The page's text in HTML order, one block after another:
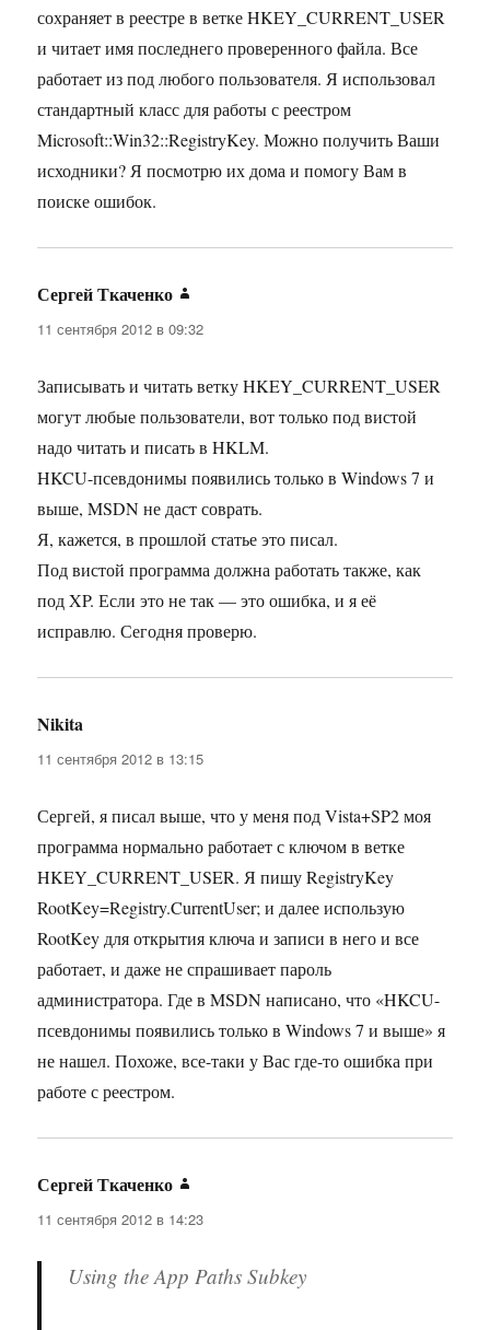
сохраняет в реестре в ветке HKEY_CURRENT_USER
и читает имя последнего проверенного файла. Все
работает из под любого пользователя. Я использовал
стандартный класс для работы с реестром
Microsoft::Win32::RegistryKey. Можно получить Ваши
исходники? Я посмотрю их дома и помогу Вам в
поиске ошибок.
Сергей Ткаченко
11 сентября 2012 в 09:32
Записывать и читать ветку HKEY_CURRENT_USER
могут любые пользователи, вот только под вистой
надо читать и писать в HKLM.
HKCU-псевдонимы появились только в Windows 7 и
выше, MSDN не даст соврать.
Я, кажется, в прошлой статье это писал.
Под вистой программа должна работать также, как
под XP. Если это не так — это ошибка, и я её
исправлю. Сегодня проверю.
Nikita
11 сентября 2012 в 13:15
Сергей, я писал выше, что у меня под Vista+SP2 моя
программа нормально работает с ключом в ветке
HKEY_CURRENT_USER. Я пишу RegistryKey
RootKey=Registry.CurrentUser; и далее использую
RootKey для открытия ключа и записи в него и все
работает, и даже не спрашивает пароль
администратора. Где в MSDN написано, что «HKCU-
псевдонимы появились только в Windows 7 и выше» я
не нашел. Похоже, все-таки у Вас где-то ошибка при
работе с реестром.
Сергей Ткаченко
11 сентября 2012 в 14:23
Using the App Paths Subkey